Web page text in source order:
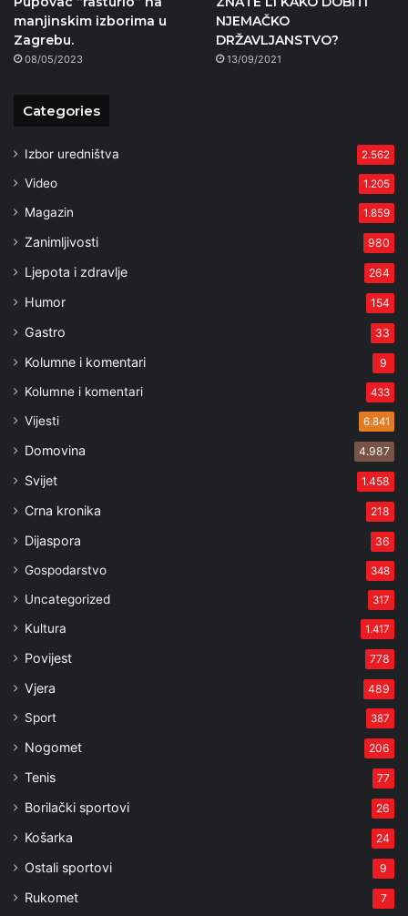
manjinskim izborima u
Zagrebu.
08/05/2023
NJEMAČKO
DRŽAVLJANSTVO?
13/09/2021
Categories
Izbor uredništva 2.562
Video 1.205
Magazin 1.859
Zanimljivosti 980
Ljepota i zdravlje 264
Humor 154
Gastro 33
Kolumne i komentari 9
Kolumne i komentari 433
Vijesti 6.841
Domovina 4.987
Svijet 1.458
Crna kronika 218
Dijaspora 36
Gospodarstvo 348
Uncategorized 317
Kultura 1.417
Povijest 778
Vjera 489
Sport 387
Nogomet 206
Tenis 77
Borilački sportovi 26
Košarka 24
Ostali sportovi 9
Rukomet 7